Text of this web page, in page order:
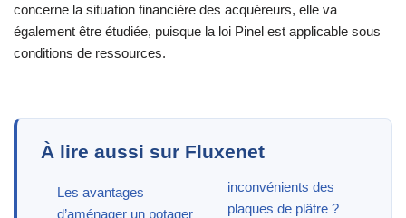
concerne la situation financière des acquéreurs, elle va
également être étudiée, puisque la loi Pinel est applicable sous
conditions de ressources.
À lire aussi sur Fluxenet
Les avantages
d’aménager un potager
inconvénients des
plaques de plâtre ?